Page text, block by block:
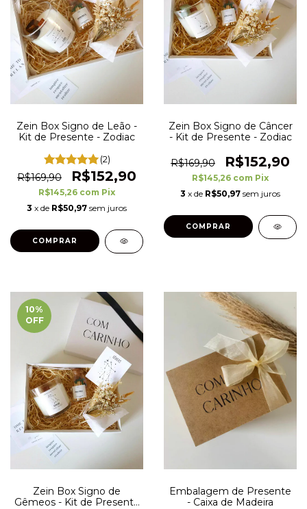
Zein Box Signo de Leão -
Kit de Presente - Zodiac
(2)
R$169,90 R$152,90
R$145,26 com Pix
3 x de R$50,97 sem juros
Zein Box Signo de Câncer
- Kit de Presente - Zodiac
R$169,90 R$152,90
R$145,26 com Pix
3 x de R$50,97 sem juros
10%
OFF
Zein Box Signo de
Gêmeos - Kit de Presente
Embalagem de Presente
- Caixa de Madeira